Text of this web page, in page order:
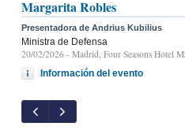
Margarita Robles
Presentadora de Andrius Kubilius
Ministra de Defensa
20/02/2026 - Madrid, Four Seasons Hotel
Información del evento